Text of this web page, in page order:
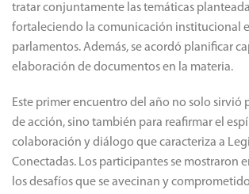
tratar conjuntamente las temáticas
fortaleciendo la comunicación institucional
parlamentos. Además, se acordó planificar
elaboración de documentos en la materia.
Este primer encuentro del año no solo sirvió
de acción, sino también para reafirmar el
colaboración y diálogo que caracteriza a
Conectadas. Los participantes se mostraron
los desafíos que se avecinan y